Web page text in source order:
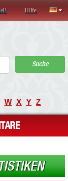
Hilfe
Suche
W X Y Z